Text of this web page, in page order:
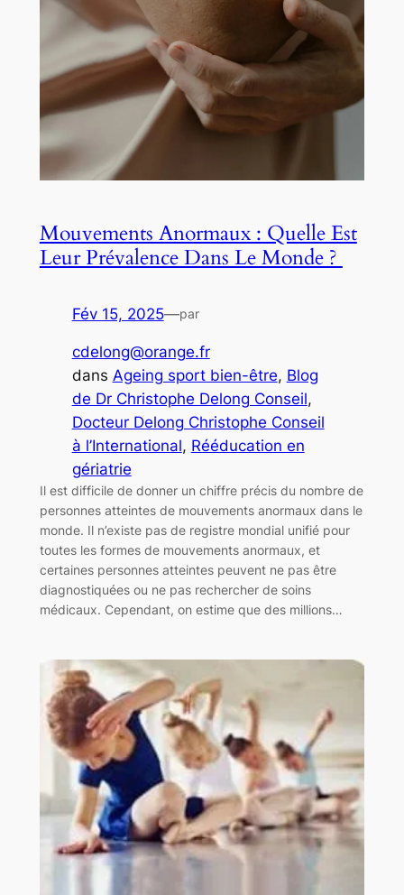
Mouvements Anormaux : Quelle Est
Leur Prévalence Dans Le Monde ? ‍
Fév 15, 2025—par
cdelong@orange.fr
dans Ageing sport bien-être, Blog
de Dr Christophe Delong Conseil
Docteur Delong Christophe Conseil
à l’International, Rééducation en
gériatrie
Il est difficile de donner un chiffre précis du nombre de
personnes atteintes de mouvements anormaux dans le
monde. Il n’existe pas de registre mondial unifié pour
toutes les formes de mouvements anormaux, et
certaines personnes atteintes peuvent ne pas être
diagnostiquées ou ne pas rechercher de soins
médicaux. Cependant, on estime que des millions…